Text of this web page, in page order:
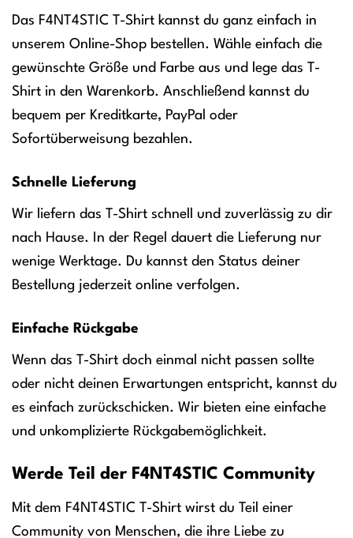
Das F4NT4STIC T-Shirt kannst du ganz einfach in
unserem Online-Shop bestellen. Wähle einfach die
gewünschte Größe und Farbe aus und lege das T-
Shirt in den Warenkorb. Anschließend kannst du
bequem per Kreditkarte, PayPal oder
Sofortüberweisung bezahlen.
Schnelle Lieferung
Wir liefern das T-Shirt schnell und zuverlässig zu dir
nach Hause. In der Regel dauert die Lieferung nur
wenige Werktage. Du kannst den Status deiner
Bestellung jederzeit online verfolgen.
Einfache Rückgabe
Wenn das T-Shirt doch einmal nicht passen sollte
oder nicht deinen Erwartungen entspricht, kannst du
es einfach zurückschicken. Wir bieten eine einfache
und unkomplizierte Rückgabemöglichkeit.
Werde Teil der F4NT4STIC Community
Mit dem F4NT4STIC T-Shirt wirst du Teil einer
Community von Menschen, die ihre Liebe zu